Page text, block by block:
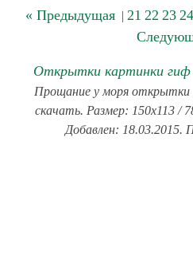
« Предыдущая| 21 22 23 24
Открытки картинки гиф
Прощание у моря открытки
скачать. Размер: 150x113 /
Добавлен: 18.03.2015.